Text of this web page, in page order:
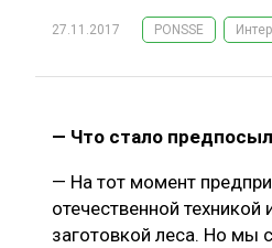
27.11.2017 PONSSE
— Что стало
— На тот момент
отечественной
заготовкой леса. Но мы